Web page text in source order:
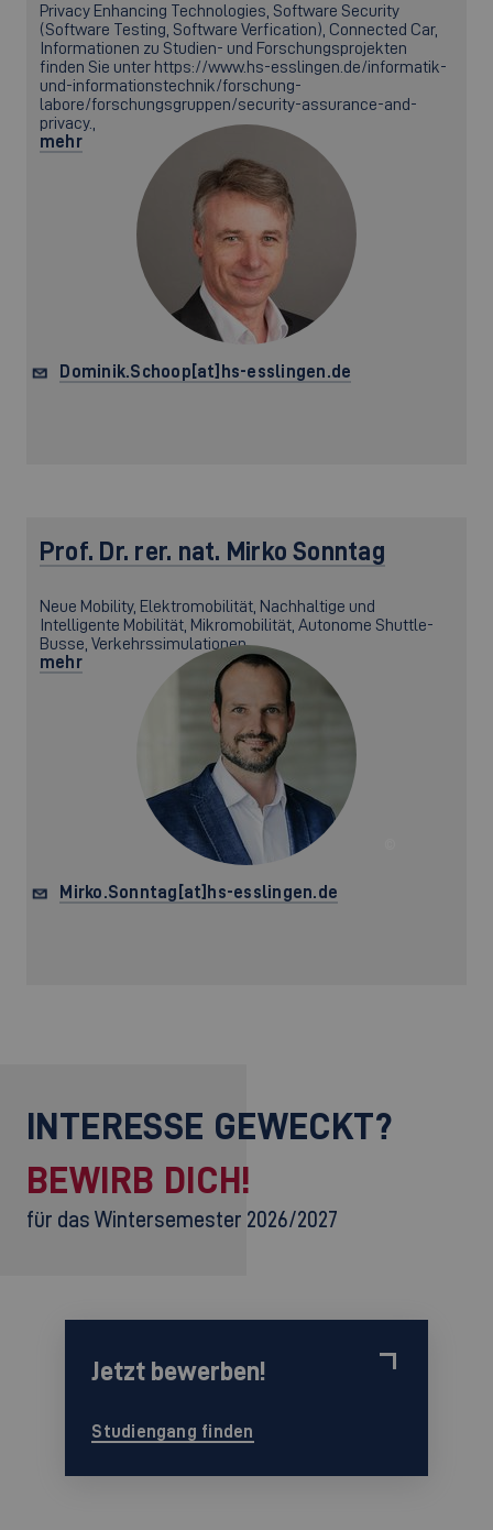
Privacy Enhancing Technologies, Software Security
(Software Testing, Software Verfication), Connected Car,
Informationen zu Studien- und Forschungsprojekten
finden Sie unter https://www.hs-esslingen.de/informatik-
und-informationstechnik/forschung-
labore/forschungsgruppen/security-assurance-and-
privacy.,
mehr
Dominik.Schoop[at]hs-esslingen.de
Prof. Dr. rer. nat. Mirko Sonntag
Neue Mobility, Elektromobilität, Nachhaltige und
Intelligente Mobilität, Mikromobilität, Autonome Shuttle-
Busse, Verkehrssimulationen,
mehr
Mirko.Sonntag[at]hs-esslingen.de
INTERESSE GEWECKT?
BEWIRB DICH!
für das Wintersemester 2026/2027
Jetzt bewerben!
Studiengang finden